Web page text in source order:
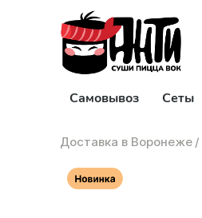
Самовывоз Сеты
Доставка в Воронеже /